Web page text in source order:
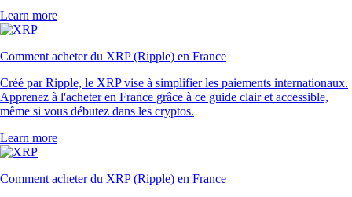
Learn more
Comment acheter du XRP (Ripple) en France
Créé par Ripple, le XRP vise à simplifier les paiements internationaux.
Apprenez à l'acheter en France grâce à ce guide clair et accessible,
même si vous débutez dans les cryptos.
Learn more
Comment acheter du XRP (Ripple) en France